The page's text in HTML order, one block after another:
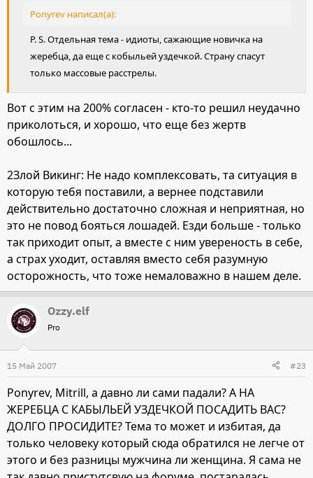
Ponyrev написал(а):
P. S. Отдельная тема - идиоты, сажающие новичка на
жеребца, да еще с кобыльей уздечкой. Страну спасут
только массовые расстрелы.
Вот с этим на 200% согласен - кто-то решил неудачно
приколоться, и хорошо, что еще без жертв
обошлось...
2Злой Викинг: Не надо комплексовать, та ситуация в
которую тебя поставили, а вернее подставили
действительно достаточно сложная и неприятная, но
это не повод бояться лошадей. Езди больше - только
так приходит опыт, а вместе с ним увереность в себе,
а страх уходит, оставляя вместо себя разумную
осторожность, что тоже немаловажно в нашем деле.
Ozzy.elf
Pro
15 Май 2007 #23
Ponyrev, Mitrill, а давно ли сами падали? А НА
ЖЕРЕБЦА С КАБЫЛЬЕЙ УЗДЕЧКОЙ ПОСАДИТЬ ВАС?
ДОЛГО ПРОСИДИТЕ? Тема то может и избитая, да
только человеку который сюда обратился не легче от
этого и без разницы мужчина ли женщина. Я сама не